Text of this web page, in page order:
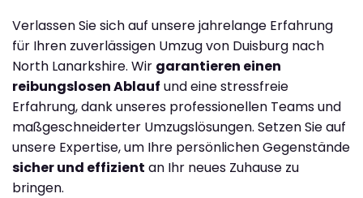
Verlassen Sie sich auf unsere jahrelange Erfahrung
für Ihren zuverlässigen Umzug von Duisburg nach
North Lanarkshire. Wir garantieren einen
reibungslosen Ablauf und eine stressfreie
Erfahrung, dank unseres professionellen Teams und
maßgeschneiderter Umzugslösungen. Setzen Sie auf
unsere Expertise, um Ihre persönlichen Gegenstände
sicher und effizient an Ihr neues Zuhause zu
bringen.